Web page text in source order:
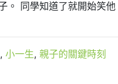
。 同學知道了就開始笑
, 小一生, 親子的關鍵時刻